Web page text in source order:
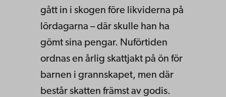
gått in i skogen före likviderna på
lördagarna – där skulle han ha
gömt sina pengar. Nuförtiden
ordnas en årlig skattjakt på ön för
barnen i grannskapet, men där
består skatten främst av godis.